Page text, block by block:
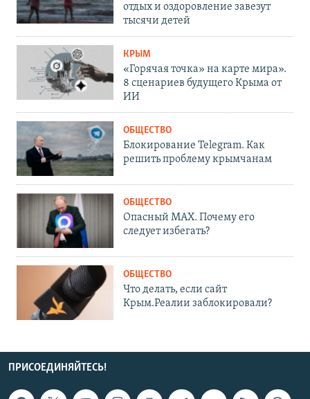
отдых и оздоровление завезут
тысячи детей
КРЫМ
«Горячая точка» на карте мира».
8 сценариев будущего Крыма от
ИИ
ОБЩЕСТВО
Блокирование Telegram. Как
решить проблему крымчанам
ОБЩЕСТВО
Опасный MAX. Почему его
следует избегать?
ОБЩЕСТВО
Что делать, если сайт
Крым.Реалии заблокировали?
ПРИСОЕДИНЯЙТЕСЬ!